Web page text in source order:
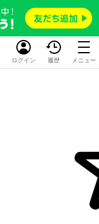
ログイン 履歴 メニュー